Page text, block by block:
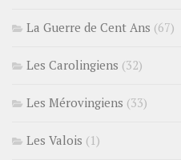
La Guerre de Cent Ans (67)
Les Carolingiens (32)
Les Mérovingiens (33)
Les Valois (1)